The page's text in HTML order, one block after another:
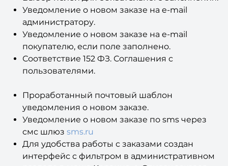
оформления.
Выбор полей для обязательного заполнения.
Уведомление о новом заказе на e-mail
администратору.
Уведомление о новом заказе на e-mail
покупателю, если поле заполнено.
Соответствие 152 ФЗ. Соглашения с
Проработанный почтовый шаблон
уведомления о новом заказе.
Уведомление о новом заказе по sms через
смс шлюзsms.ru
Для удобства работы с заказами создан